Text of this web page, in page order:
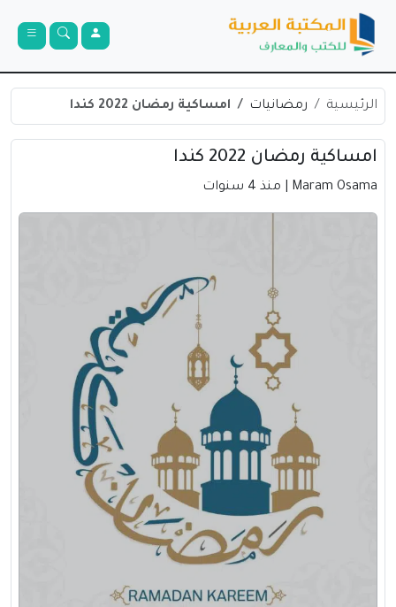
الرئيسية رمضانيات امساكية رمضان 2022 كندا
امساكية رمضان 2022 كندا
Maram Osama | منذ 4 سنوات